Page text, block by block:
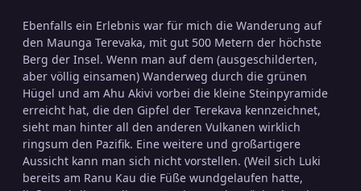
Ebenfalls ein Erlebnis war für mich die Wanderung auf
den Maunga Terevaka, mit gut 500 Metern der höchste
Berg der Insel. Wenn man auf dem (ausgeschilderten,
aber völlig einsamen) Wanderweg durch die grünen
Hügel und am Ahu Akivi vorbei die kleine Steinpyramide
erreicht hat, die den Gipfel der Terekava kennzeichnet,
sieht man hinter all den anderen Vulkanen wirklich
ringsum den Pazifik. Eine weitere und großartigere
Aussicht kann man sich nicht vorstellen. (Weil sich Luki
bereits am Ranu Kau die Füße wundgelaufen hatte,